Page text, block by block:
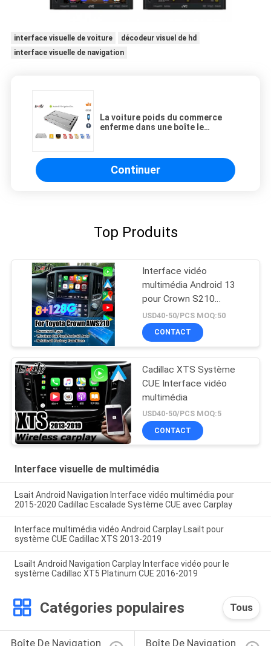
interface visuelle de voiture
décodeur visuel de hd
interface visuelle de navigation
La voiture poids du commerce
enferme dans une boîte le
1.6G hertz TF
Continuer
Top Produits
Interface vidéo
multimédia Android 13
pour Crown S210
AWS210 GRS210
GWS214 GWS215
Majesta Athlete Royal
l'écran d'origine avec
CarPlay sans fil
USD40-50/PCS MOQ:50
CONTACT
Cadillac XTS Système
CUE Interface vidéo
multimédia
USD40-50/PCS MOQ:5
CONTACT
Interface visuelle de multimédia
Lsait Android Navigation Interface vidéo multimédia pour
2015-2020 Cadillac Escalade Système CUE avec Carplay
Interface multimédia vidéo Android Carplay Lsailt pour
système CUE Cadillac XTS 2013-2019
Lsailt Android Navigation Carplay Interface vidéo pour le
système Cadillac XT5 Platinum CUE 2016-2019
Catégories populaires Tous
Boîte De Navigation Boîte De Navigation